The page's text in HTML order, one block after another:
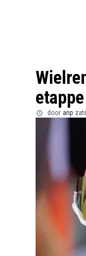
door anp